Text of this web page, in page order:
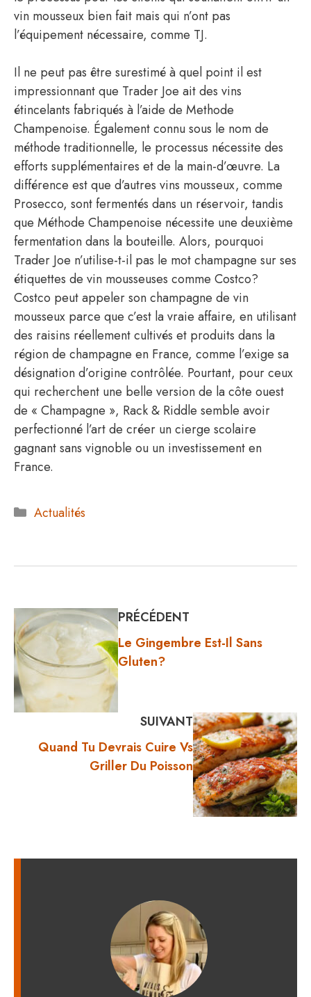
vin mousseux bien fait mais qui n’ont pas
l’équipement nécessaire, comme TJ.
Il ne peut pas être surestimé à quel point il est
impressionnant que Trader Joe ait des vins
étincelants fabriqués à l’aide de Methode
Champenoise. Également connu sous le nom de
méthode traditionnelle, le processus nécessite des
efforts supplémentaires et de la main-d’œuvre. La
différence est que d’autres vins mousseux, comme
Prosecco, sont fermentés dans un réservoir, tandis
que Méthode Champenoise nécessite une deuxième
fermentation dans la bouteille. Alors, pourquoi
Trader Joe n’utilise-t-il pas le mot champagne sur ses
étiquettes de vin mousseuses comme Costco?
Costco peut appeler son champagne de vin
mousseux parce que c’est la vraie affaire, en utilisant
des raisins réellement cultivés et produits dans la
région de champagne en France, comme l’exige sa
désignation d’origine contrôlée. Pourtant, pour ceux
qui recherchent une belle version de la côte ouest
de « Champagne », Rack & Riddle semble avoir
perfectionné l’art de créer un cierge scolaire
gagnant sans vignoble ou un investissement en
France.
Catégories
Actualités
PRÉCÉDENT
Le Gingembre Est-Il Sans
Gluten?
SUIVANT
Quand Tu Devrais Cuire Vs
Griller Du Poisson